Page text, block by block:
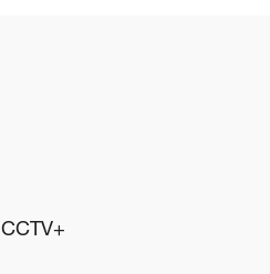
CCTV+